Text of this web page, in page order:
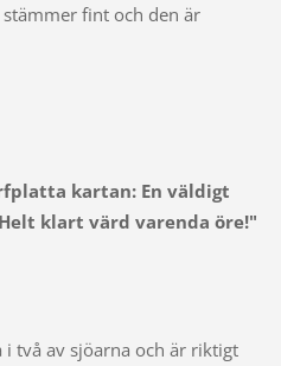
fint och den är
kartan: En väldigt
klart värd varenda öre!"
två av sjöarna och är riktigt